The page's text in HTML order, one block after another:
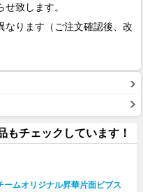
致します。
なります（ご注文確認後、改
もチェックしています！
ームオリジナル昇華片面ビブス